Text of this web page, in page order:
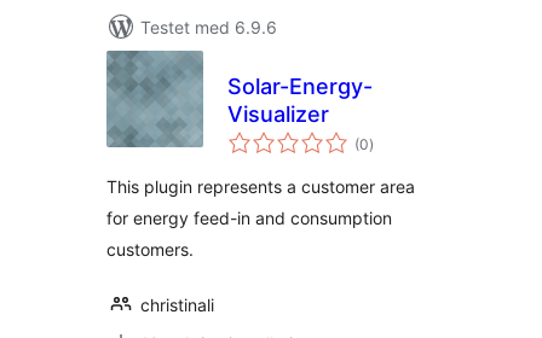
Testet med 6.9.6
Solar-Energy-
Visualizer
(0totale
bedømmelser
)
This plugin represents a customer area
for energy feed-in and consumption
customers.
christinali